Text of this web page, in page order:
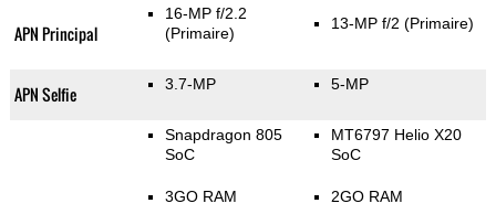
APN Principal
16-MP f/2.2
(Primaire)
13-MP f/2 (Primaire)
APN Selfie 3.7-MP 5-MP
Snapdragon 805
SoC
3GO RAM
MT6797 Helio X20
SoC
2GO RAM